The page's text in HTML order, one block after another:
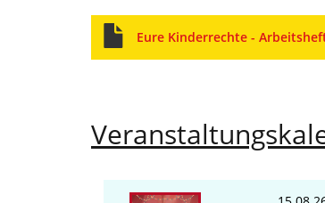
Eure Kinderrechte -